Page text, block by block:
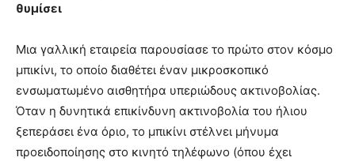
θυμίσει
Μια γαλλική εταιρεία παρουσίασε το πρώτο στον κόσμο
μπικίνι, το οποίο διαθέτει έναν μικροσκοπικό
ενσωματωμένο αισθητήρα υπεριώδους ακτινοβολίας.
Όταν η δυνητικά επικίνδυνη ακτινοβολία του ήλιου
ξεπεράσει ένα όριο, το μπικίνι στέλνει μήνυμα
προειδοποίησης στο κινητό τηλέφωνο (όπου έχει